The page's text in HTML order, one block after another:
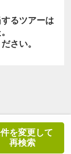
を変更して
再検索
るツアーは
さい。